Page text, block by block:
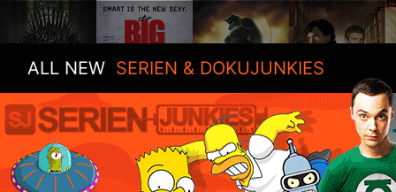
ALL NEW SERIEN & DOKUJUNKIES